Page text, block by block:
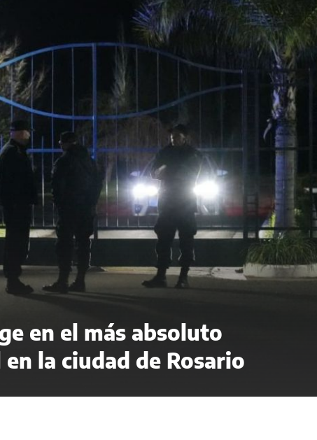
en el más absoluto
la ciudad de Rosario